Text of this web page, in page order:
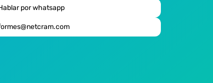
por whatsapp